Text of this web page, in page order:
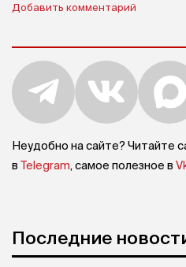
Добавить комментарий
Неудобно на сайте? Читайте
в Telegram, самое полезное в
Последние